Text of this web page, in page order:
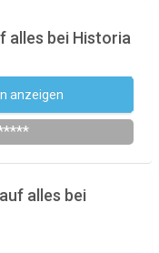
alles bei Historia
anzeigen
alles bei